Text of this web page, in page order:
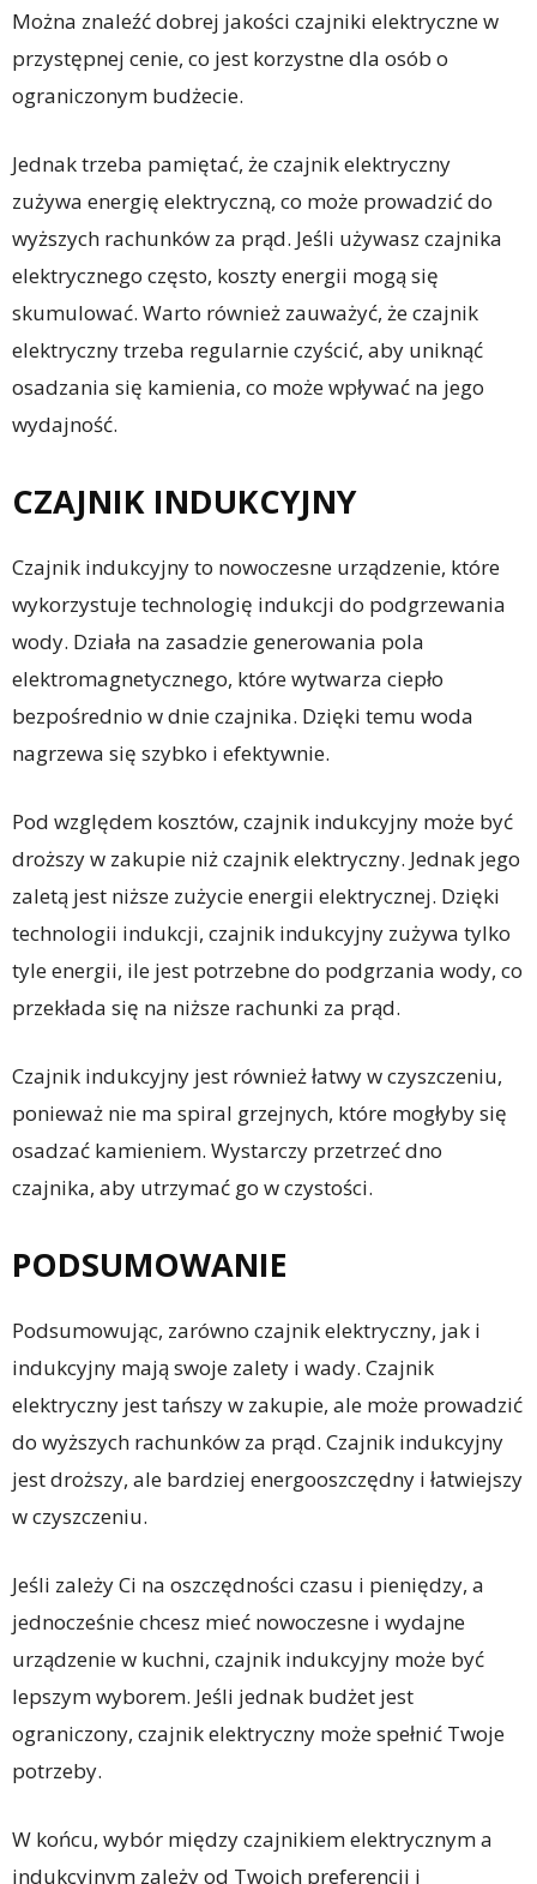
Można znaleźć dobrej jakości czajniki elektryczne w
przystępnej cenie, co jest korzystne dla osób o
ograniczonym budżecie.
Jednak trzeba pamiętać, że czajnik elektryczny
zużywa energię elektryczną, co może prowadzić do
wyższych rachunków za prąd. Jeśli używasz czajnika
elektrycznego często, koszty energii mogą się
skumulować. Warto również zauważyć, że czajnik
elektryczny trzeba regularnie czyścić, aby uniknąć
osadzania się kamienia, co może wpływać na jego
wydajność.
CZAJNIK INDUKCYJNY
Czajnik indukcyjny to nowoczesne urządzenie, które
wykorzystuje technologię indukcji do podgrzewania
wody. Działa na zasadzie generowania pola
elektromagnetycznego, które wytwarza ciepło
bezpośrednio w dnie czajnika. Dzięki temu woda
nagrzewa się szybko i efektywnie.
Pod względem kosztów, czajnik indukcyjny może być
droższy w zakupie niż czajnik elektryczny. Jednak jego
zaletą jest niższe zużycie energii elektrycznej. Dzięki
technologii indukcji, czajnik indukcyjny zużywa tylko
tyle energii, ile jest potrzebne do podgrzania wody, co
przekłada się na niższe rachunki za prąd.
Czajnik indukcyjny jest również łatwy w czyszczeniu,
ponieważ nie ma spiral grzejnych, które mogłyby się
osadzać kamieniem. Wystarczy przetrzeć dno
czajnika, aby utrzymać go w czystości.
PODSUMOWANIE
Podsumowując, zarówno czajnik elektryczny, jak i
indukcyjny mają swoje zalety i wady. Czajnik
elektryczny jest tańszy w zakupie, ale może prowadzić
do wyższych rachunków za prąd. Czajnik indukcyjny
jest droższy, ale bardziej energooszczędny i łatwiejszy
w czyszczeniu.
Jeśli zależy Ci na oszczędności czasu i pieniędzy, a
jednocześnie chcesz mieć nowoczesne i wydajne
urządzenie w kuchni, czajnik indukcyjny może być
lepszym wyborem. Jeśli jednak budżet jest
ograniczony, czajnik elektryczny może spełnić Twoje
potrzeby.
W końcu, wybór między czajnikiem elektrycznym a
indukcyjnym zależy od Twoich preferencji i